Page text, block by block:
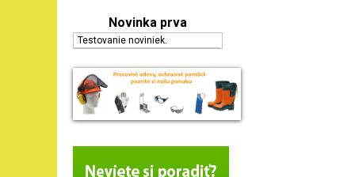
Novinka prva
Testovanie noviniek.